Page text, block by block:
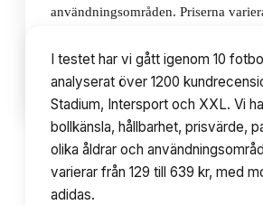
användningsområden. Priserna
Innehållsförteckning
I testet har vi gått igenom 10
analyserat över 1200
Stadium, Intersport och XXL. Vi
bollkänsla, hållbarhet, prisvärde,
olika åldrar och
varierar från 129 till 639 kr, med
adidas.